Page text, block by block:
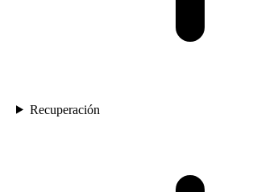
Recuperación